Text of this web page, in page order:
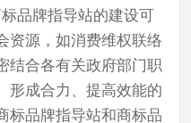
品牌指导站的建设可
资源，如消费维权联络
结合各有关政府部门职
形成合力、提高效能的
标品牌指导站和商标品